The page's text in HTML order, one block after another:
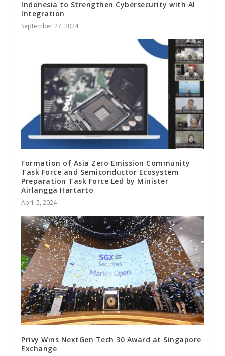
Indonesia to Strengthen Cybersecurity with AI
Integration
September 27, 2024
Formation of Asia Zero Emission Community
Task Force and Semiconductor Ecosystem
Preparation Task Force Led by Minister
Airlangga Hartarto
April 5, 2024
Privy Wins NextGen Tech 30 Award at Singapore
Exchange